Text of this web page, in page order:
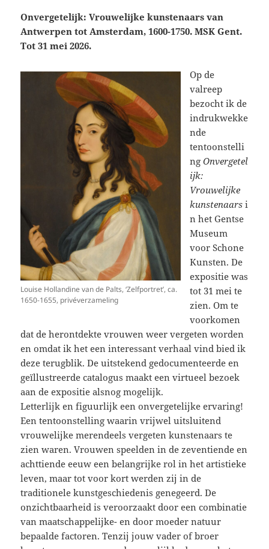
Onvergetelijk: Vrouwelijke kunstenaars van
Antwerpen tot Amsterdam, 1600-1750. MSK Gent.
Tot 31 mei 2026.
Louise Hollandine van de Palts, ‘Zelfportret’, ca.
1650-1655, privéverzameling
Op de
valreep
bezocht ik de
indrukwekke
nde
tentoonstelli
ngOnvergetel
ijk:
Vrouwelijke
kunstenaars i
n het Gentse
Museum
voor Schone
Kunsten. De
expositie was
tot 31 mei te
zien. Om te
voorkomen
dat de herontdekte vrouwen weer vergeten worden
en omdat ik het een interessant verhaal vind bied ik
deze terugblik. De uitstekend gedocumenteerde en
geïllustreerde catalogus maakt een virtueel bezoek
aan de expositie alsnog mogelijk.
Letterlijk en figuurlijk een onvergetelijke ervaring!
Een tentoonstelling waarin vrijwel uitsluitend
vrouwelijke merendeels vergeten kunstenaars te
zien waren. Vrouwen speelden in de zeventiende en
achttiende eeuw een belangrijke rol in het artistieke
leven, maar tot voor kort werden zij in de
traditionele kunstgeschiedenis genegeerd. De
onzichtbaarheid is veroorzaakt door een combinatie
van maatschappelijke- en door moeder natuur
bepaalde factoren. Tenzij jouw vader of broer